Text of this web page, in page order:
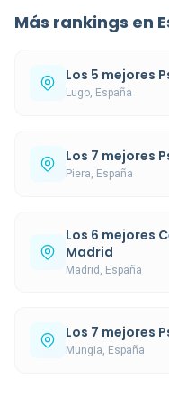
Más rankings en
Los 5 mejores
Lugo, España
Los 7 mejores
Piera, España
Los 6 mejores
Madrid
Madrid, España
Los 7 mejores
Mungia, España